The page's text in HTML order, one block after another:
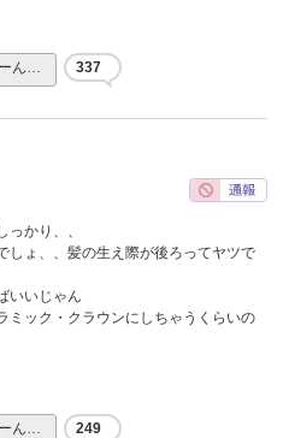
ん… 337
かり、、
しょ、、髪の生え際が後ろってヤツで
いいじゃん
ミック・クラウンにしちゃうくらいの
ん… 249